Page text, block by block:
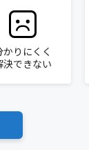
かりにくく
決できない